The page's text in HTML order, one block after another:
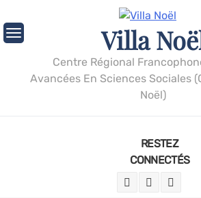
Villa
Centre Régional
Avancées En Sciences Sociales
Noël)
RESTEZ
CONNECTÉS